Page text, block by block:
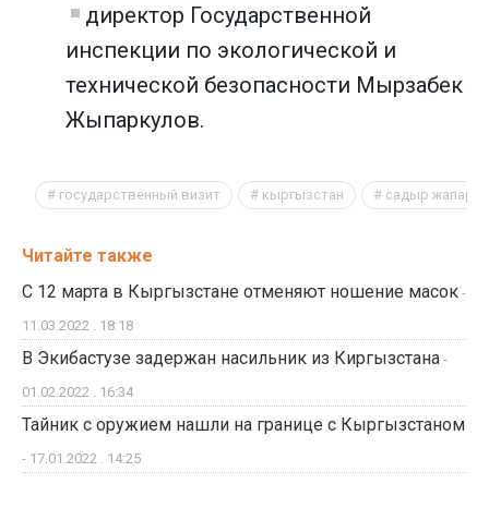
директор Государственной
инспекции по экологической и
технической безопасности Мырзабек
Жыпаркулов.
государственный визит кыргызстан садыр
Читайте также
С 12 марта в Кыргызстане отменяют ношение масок -
11.03.2022 . 18:18
В Экибастузе задержан насильник из Киргызстана -
01.02.2022 . 16:34
Тайник с оружием нашли на границе с Кыргызстаном
- 17.01.2022 . 14:25